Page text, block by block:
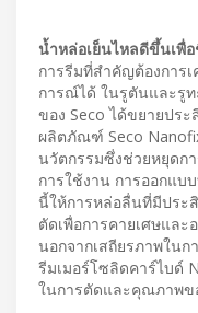
น้ำหล่อเย็นไหลดีขึ้นเพื่
การรีมที่สำคัญต้องการ
การณ์ได้ ในรูตันและรู
ของ Seco ได้ขยายปร
ผลิตภัณฑ์ Seco
นวัตกรรมซึ่งช่วยหยุดก
การใช้งาน การออกแบ
นี้ให้การหล่อลื่นที่มีประ
ตัดเพื่อการคายเศษและ
นอกจากเสถียรภาพในก
รีมเมอร์โซลิดคาร์ไบด์
ในการตัดและคุณภาพ